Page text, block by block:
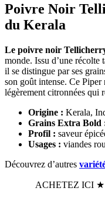
Poivre Noir
du Kerala
Le poivre noir
monde. Issu d’une
il se distingue par ses
son goût intense. Ce Piper
légèrement citronnées qui
Origine : Kerala,
Grains Extra Bold
Profil : saveur
Usages : viandes
Découvrez d’autres
ACHETEZ ICI ★